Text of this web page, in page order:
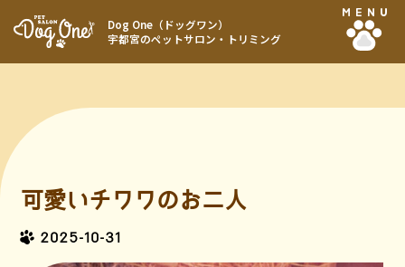
Dog One（ドッグワン）
宇都宮のペットサロン・トリミング
MENU
可愛いチワワのお二人
2025-10-31